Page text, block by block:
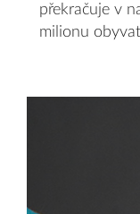
překračuje v
milionu